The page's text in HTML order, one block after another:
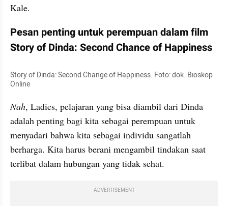
Kale.
Pesan penting untuk perempuan dalam film
Story of Dinda: Second Chance of Happiness
Story of Dinda: Second Change of Happiness. Foto: dok. Bioskop
Online
Nah, Ladies, pelajaran yang bisa diambil dari Dinda
adalah penting bagi kita sebagai perempuan untuk
menyadari bahwa kita sebagai individu sangatlah
berharga. Kita harus berani mengambil tindakan saat
terlibat dalam hubungan yang tidak sehat.
ADVERTISEMENT